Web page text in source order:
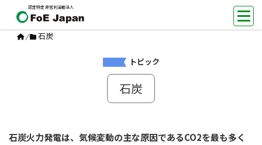
認定特定非営利活動法人
/ 石炭
トピック
石炭
石炭火力発電は、気候変動の主な原因であるCO2を最も多く